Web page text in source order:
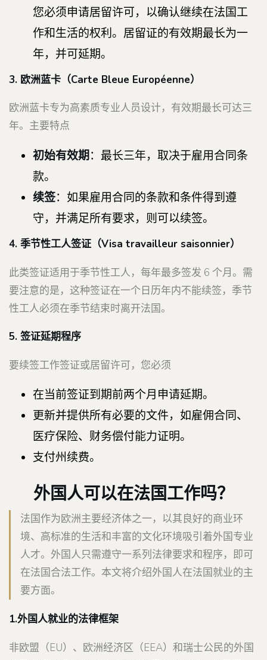
您必须申请居留许可，以确认继续在法国工
作和生活的权利。居留证的有效期最长为一
年，并可延期。
3. 欧洲蓝卡（Carte Bleue Européenne）
欧洲蓝卡专为高素质专业人员设计，有效期最长可达三
年。主要特点
初始有效期：最长三年，取决于雇用合同条
款。
续签：如果雇用合同的条款和条件得到遵
守，并满足所有要求，则可以续签。
4. 季节性工人签证（Visa travailleur saisonnier）
此类签证适用于季节性工人，每年最多签发 6 个月。需
要注意的是，这种签证在一个日历年内不能续签，季节
性工人必须在季节结束时离开法国。
5. 签证延期程序
要续签工作签证或居留许可，您必须
在当前签证到期前两个月申请延期。
更新并提供所有必要的文件，如雇佣合同、
医疗保险、财务偿付能力证明。
支付州续费。
外国人可以在法国工作吗？
法国作为欧洲主要经济体之一，以其良好的商业环
境、高标准的生活和丰富的文化环境吸引着外国专业
人才。外国人只需遵守一系列法律要求和程序，即可
在法国合法工作。本文将介绍外国人在法国就业的主
要方面。
1.外国人就业的法律框架
非欧盟（EU）、欧洲经济区（EEA）和瑞士公民的外国